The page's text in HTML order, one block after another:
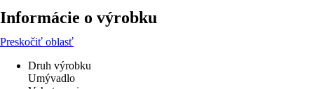
Informácie o výrobku
Preskočiť oblasť
Druh výrobku
Umývadlo